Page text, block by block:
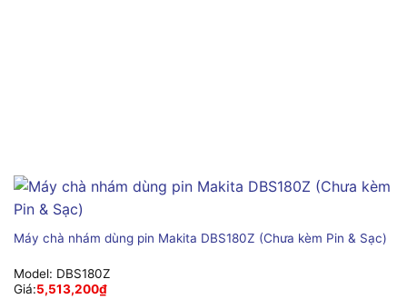
Máy chà nhám dùng pin Makita DBS180Z (Chưa kèm Pin & Sạc)
Model: DBS180Z
Giá:5,513,200₫